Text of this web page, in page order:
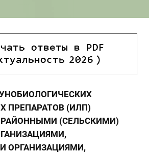
ПРЕПАРАТОВ (ИЛП)
(СЕЛЬСКИМИ)
ОРГАНИЗАЦИЯМИ,